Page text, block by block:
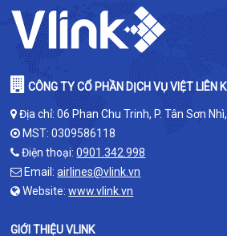
CÔNG TY CỔ PHẦN DỊCH VỤ VIỆT LIÊN
Địa chỉ: 06 Phan Chu Trinh, P. Tân Sơn
MST: 0309586118
Điện thoại:0901.342.998
Email:airlines@vlink.vn
Website:www.vlink.vn
GIỚI THIỆU VLINK